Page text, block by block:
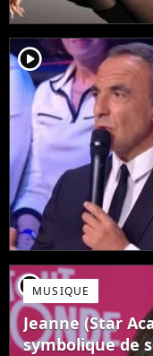
player2
player2MUSIQUE
Jeanne (Star
symbolique de